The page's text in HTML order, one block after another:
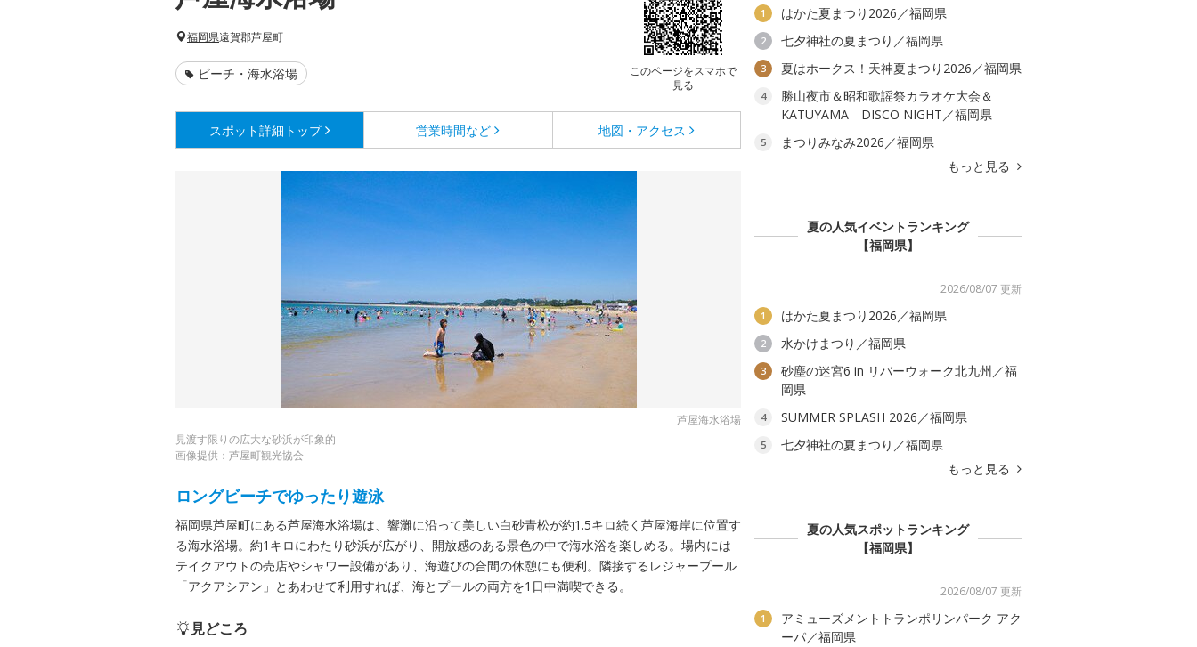
このページをスマホで
見る
福岡県遠賀郡芦屋町
ビーチ・海水浴場
スポット詳細 トップ 営業時間など 地図・アクセス
芦屋海水浴場
見渡す限りの広大な砂浜が印象的
画像提供：芦屋町観光協会
ロングビーチでゆったり遊泳
福岡県芦屋町にある芦屋海水浴場は、響灘に沿って美しい白砂青松が約1.5キロ続く芦屋海岸に位置す
る海水浴場。約1キロにわたり砂浜が広がり、開放感のある景色の中で海水浴を楽しめる。場内には
テイクアウトの売店やシャワー設備があり、海遊びの合間の休憩にも便利。隣接するレジャープール
「アクアシアン」とあわせて利用すれば、海とプールの両方を1日中満喫できる。
見どころ
1 はかた夏まつり2026／福岡県
2 七夕神社の夏まつり／福岡県
3 夏はホークス！天神夏まつり2026／福岡県
4
勝山夜市＆昭和歌謡祭カラオケ大会＆
KATUYAMA DISCO NIGHT／福岡県
5
まつりみなみ2026／福岡県
もっと見る
夏の人気イベントランキング
【福岡県】
2026/08/07 更新
1 はかた夏まつり2026／福岡県
2 水かけまつり／福岡県
3
砂塵の迷宮6 in リバーウォーク北九州／福
岡県
4 SUMMER SPLASH 2026／福岡県
5
七夕神社の夏まつり／福岡県
もっと見る
夏の人気スポットランキング
【福岡県】
2026/08/07 更新
1
アミューズメントトランポリンパーク アク
ーパ／福岡県